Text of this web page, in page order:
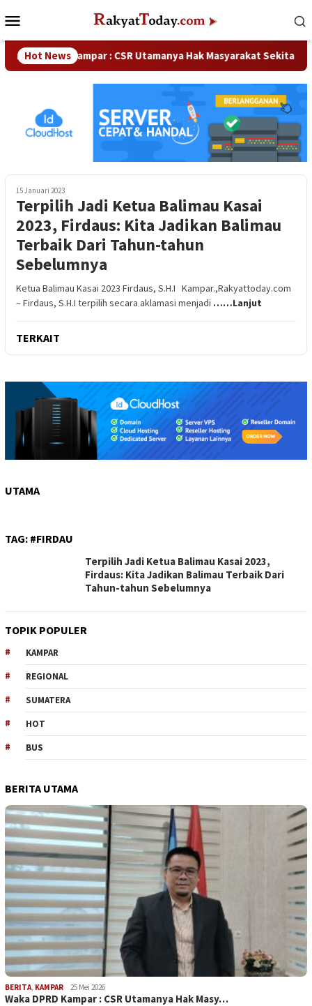
ke
Mobile
Hot News
DPRD Kampar : CSR Utamanya Hak Masyarakat Sekitar
15 Januari 2023
Terpilih Jadi Ketua Balimau Kasai
2023, Firdaus: Kita Jadikan Balimau
Terbaik Dari Tahun-tahun
Sebelumnya
Ketua Balimau Kasai 2023 Firdaus, S.H.I Kampar.,Rakyattoday.com
– Firdaus, S.H.I terpilih secara aklamasi menjadi ……Lanjut
TERKAIT
UTAMA
TAG: #FIRDAU
Terpilih Jadi Ketua Balimau Kasai 2023,
Firdaus: Kita Jadikan Balimau Terbaik Dari
Tahun-tahun Sebelumnya
TOPIK POPULER
KAMPAR
REGIONAL
SUMATERA
HOT
BUS
BERITA UTAMA
BERITA KAMPAR 25 Mei 2026
Waka DPRD Kampar : CSR Utamanya Hak Masy…